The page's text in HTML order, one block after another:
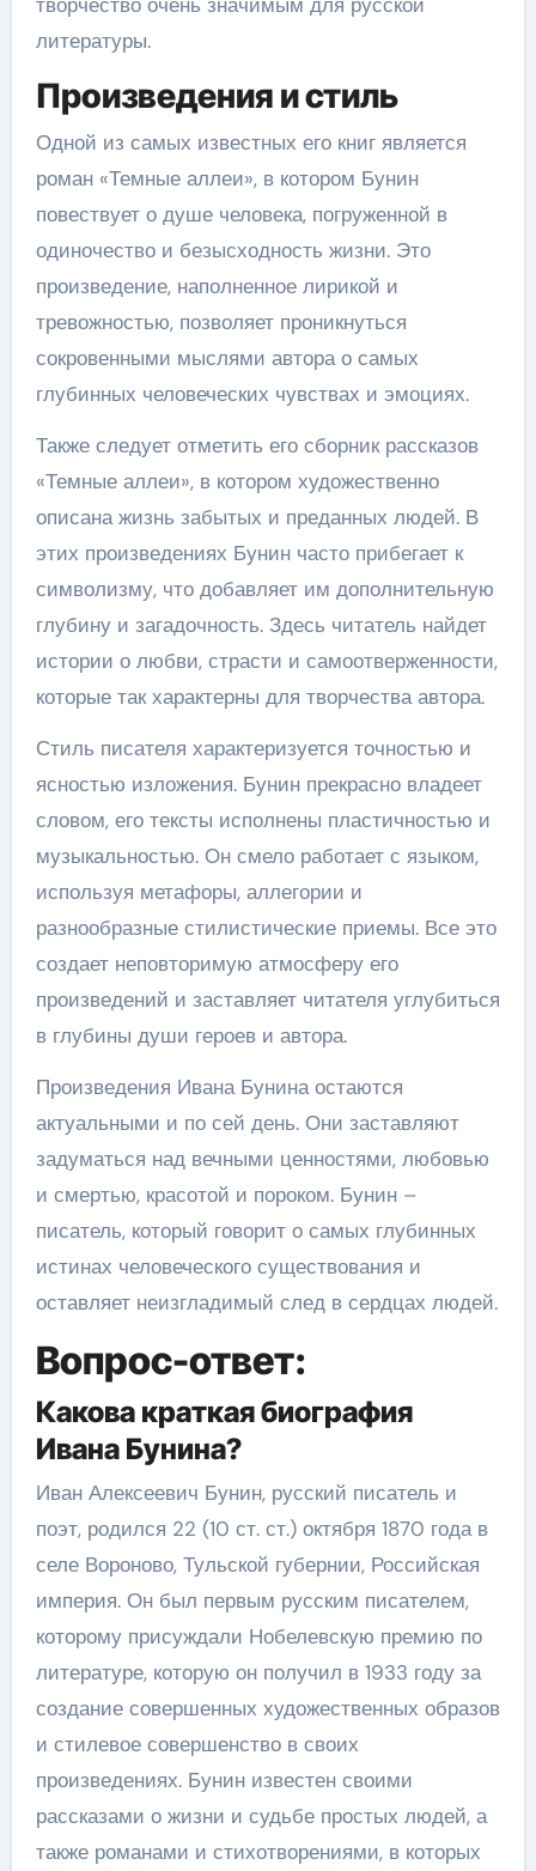
литературы.
Произведения и стиль
Одной из самых известных его книг является
роман «Темные аллеи», в котором Бунин
повествует о душе человека, погруженной в
одиночество и безысходность жизни. Это
произведение, наполненное лирикой и
тревожностью, позволяет проникнуться
сокровенными мыслями автора о самых
глубинных человеческих чувствах и эмоциях.
Также следует отметить его сборник рассказов
«Темные аллеи», в котором художественно
описана жизнь забытых и преданных людей. В
этих произведениях Бунин часто прибегает к
символизму, что добавляет им дополнительную
глубину и загадочность. Здесь читатель найдет
истории о любви, страсти и самоотверженности,
которые так характерны для творчества автора.
Стиль писателя характеризуется точностью и
ясностью изложения. Бунин прекрасно владеет
словом, его тексты исполнены пластичностью и
музыкальностью. Он смело работает с языком,
используя метафоры, аллегории и
разнообразные стилистические приемы. Все это
создает неповторимую атмосферу его
произведений и заставляет читателя углубиться
в глубины души героев и автора.
Произведения Ивана Бунина остаются
актуальными и по сей день. Они заставляют
задуматься над вечными ценностями, любовью
и смертью, красотой и пороком. Бунин –
писатель, который говорит о самых глубинных
истинах человеческого существования и
оставляет неизгладимый след в сердцах людей.
Вопрос-ответ:
Какова краткая биография
Ивана Бунина?
Иван Алексеевич Бунин, русский писатель и
поэт, родился 22 (10 ст. ст.) октября 1870 года в
селе Вороново, Тульской губернии, Российская
империя. Он был первым русским писателем,
которому присуждали Нобелевскую премию по
литературе, которую он получил в 1933 году за
создание совершенных художественных образов
и стилевое совершенство в своих
произведениях. Бунин известен своими
рассказами о жизни и судьбе простых людей, а
также романами и стихотворениями, в которых